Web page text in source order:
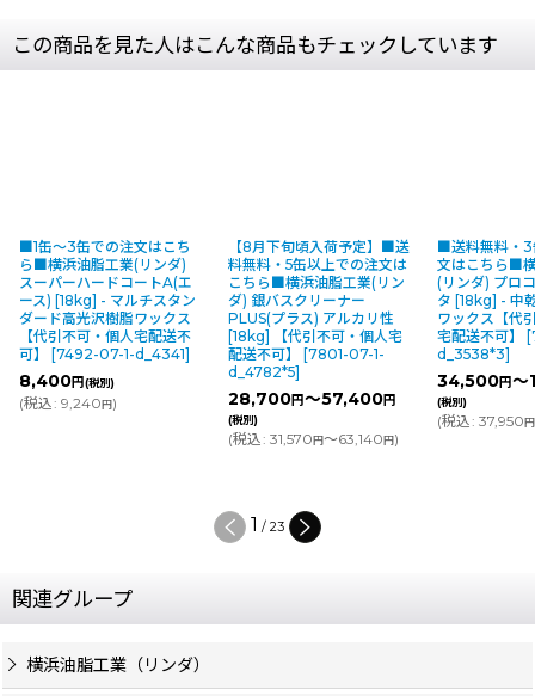
この商品を見た人はこんな商品もチェックしています
■1缶〜3缶での注文はこち
ら■横浜油脂工業(リンダ)
スーパーハードコートA(エ
ース) [18kg] - マルチスタン
ダード高光沢樹脂ワックス
【代引不可・個人宅配送不
可】
[7492-07-1-d_4341]
8,400円(税別)
(税込: 9,240円)
【8月下旬頃入荷予定】■送
料無料・5缶以上での注文は
こちら■横浜油脂工業(リン
ダ) 銀バスクリーナー
PLUS(プラス) アルカリ性
[18kg] 【代引不可・個人宅
配送不可】
[7801-07-1-
d_4782*5]
28,700円～57,400円
(税別)
(税込: 31,570円～63,140円)
■送料無料・3
文はこちら■
(リンダ) プロ
タ [18kg] - 中
ワックス【代
宅配送不可】
[
d_3538*3]
34,500円～
(税別)
(税込: 37,950円
1 / 23
関連グループ
横浜油脂工業（リンダ）